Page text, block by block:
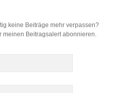
keine Beiträge mehr verpassen?
meinen Beitragsalert abonnieren.